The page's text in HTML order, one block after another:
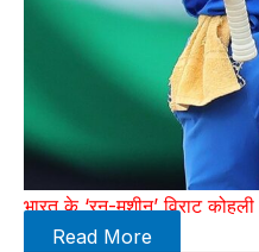
भारत के ‘रन-मशीन’ विराट
Read More